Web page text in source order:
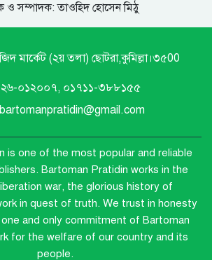
ও সম্পাদক: তাওহিদ হোসেন মিঠু
মার্কেট (২য় তলা) ছোটরা,কুমিল্লা।৩৫00
০১২০০৭, ০১৭১১-৩৮৮১৫৫
is one of the most popular and reliable
Bartoman Pratidin works in the
war, the glorious history of
in quest of truth. We trust in honesty
and only commitment of Bartoman
for the welfare of our country and its
people.